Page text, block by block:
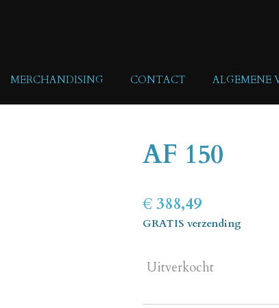
MERCHANDISING CONTACT ALGEMENE
AF 150
€ 388,49
GRATIS verzending
Uitverkocht